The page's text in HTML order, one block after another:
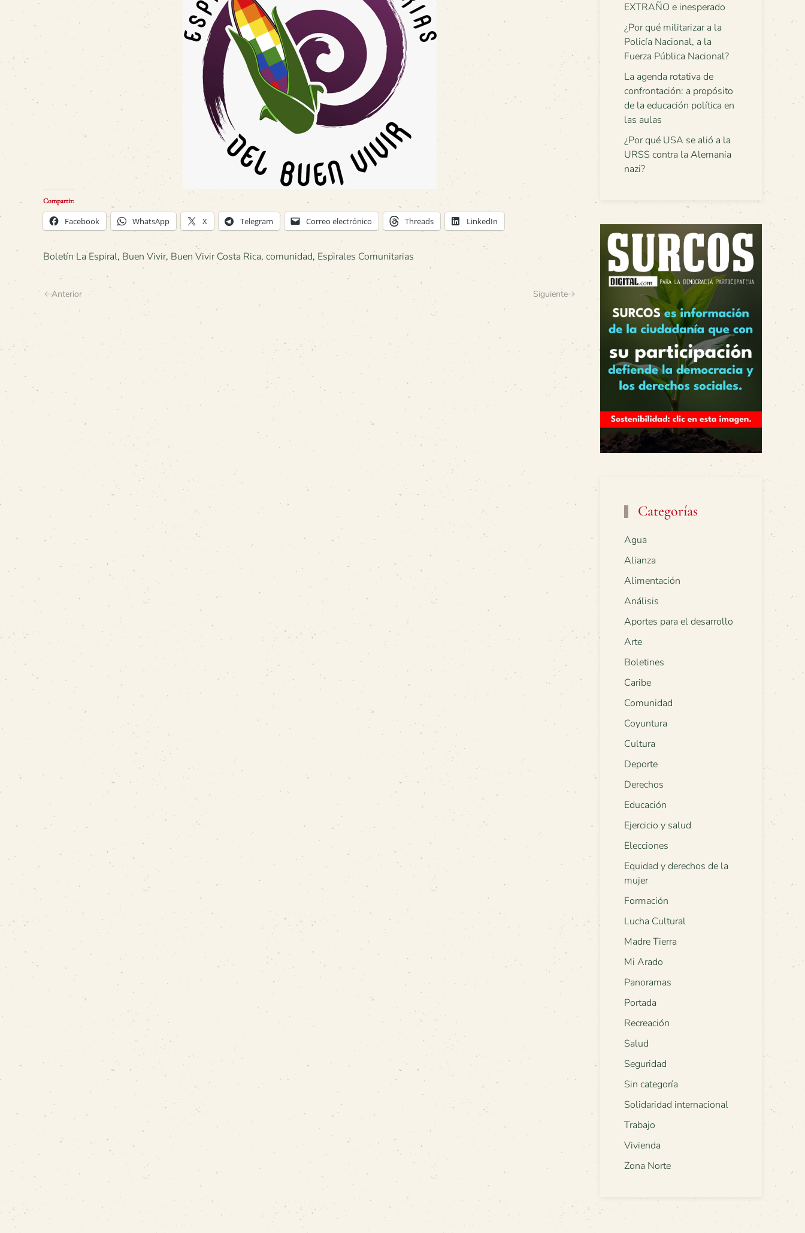
Compartir:
Facebook WhatsApp X Telegram Correo electrónico Threads LinkedIn
Boletín La Espiral, Buen Vivir, Buen Vivir Costa Rica, comunidad, Espirales Comunitarias
Anterior Siguiente
EXTRAÑO e inesperado
¿Por qué militarizar a la
Policía Nacional, a la
Fuerza Pública Nacional?
La agenda rotativa de
confrontación: a propósito
de la educación política en
las aulas
¿Por qué USA se alió a la
URSS contra la Alemania
nazi?
Categorías
Agua
Alianza
Alimentación
Análisis
Aportes para el desarrollo
Arte
Boletines
Caribe
Comunidad
Coyuntura
Cultura
Deporte
Derechos
Educación
Ejercicio y salud
Elecciones
Equidad y derechos de la
mujer
Formación
Lucha Cultural
Madre Tierra
Mi Arado
Panoramas
Portada
Recreación
Salud
Seguridad
Sin categoría
Solidaridad internacional
Trabajo
Vivienda
Zona Norte